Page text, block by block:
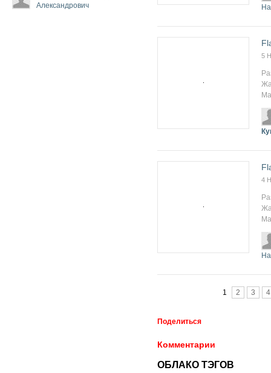
Александрович
5
4
1 2 3 4
Поделиться
Комментарии
ОБЛАКО ТЭГОВ